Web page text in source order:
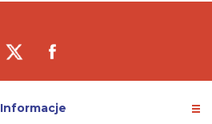
Informacje